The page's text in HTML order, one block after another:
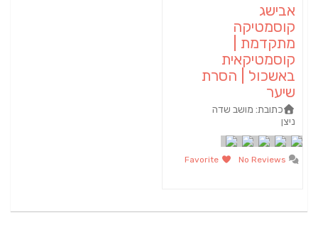
אבישג
קוסמטיקה
מתקדמת |
קוסמטיקאית
באשכול | הסרת
שיער
כתובת: מושב שדה
ניצן